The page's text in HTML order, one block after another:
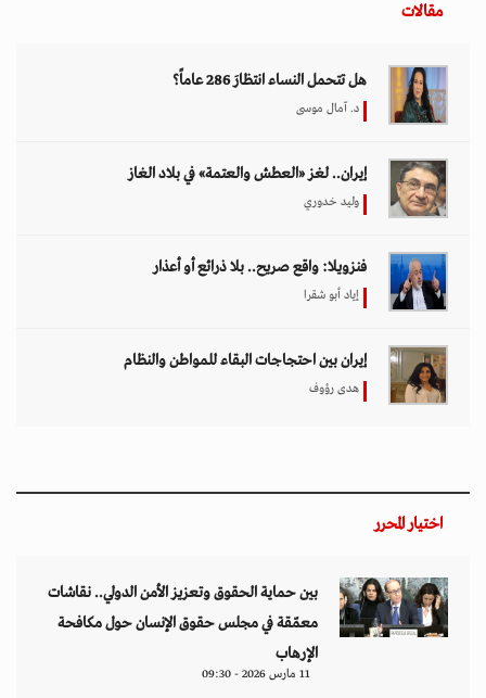
مقالات
هل تتحمل النساء انتظارَ 286 عاماً؟
د. آمال موسى
إيران.. لغز «العطش والعتمة» في بلاد الغاز
وليد خدوري
فنزويلا: واقع صريح.. بلا ذرائع أو أعذار
إياد أبو شقرا
إيران بين احتجاجات البقاء للمواطن والنظام
هدى رؤوف
اختيار المحرر
بين حماية الحقوق وتعزيز الأمن الدولي.. نقاشات
معمّقة في مجلس حقوق الإنسان حول مكافحة
الإرهاب
11 مارس 2026 - 09:30